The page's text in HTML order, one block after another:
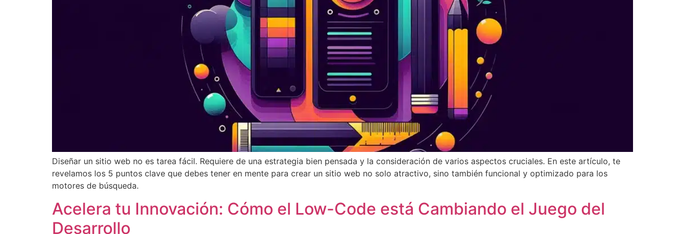
Diseñar un sitio web no es tarea fácil. Requiere de una estrategia bien pensada y la consideración de varios aspectos cruciales. En este artículo, te
revelamos los 5 puntos clave que debes tener en mente para crear un sitio web no solo atractivo, sino también funcional y optimizado para los
motores de búsqueda.
Acelera tu Innovación: Cómo el Low-Code está Cambiando el Juego del
Desarrollo